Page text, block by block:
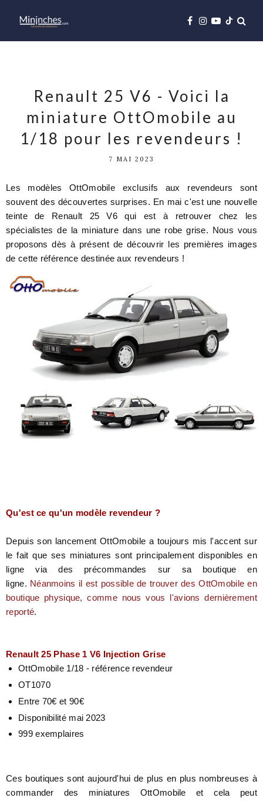
Renault 25 V6 - Voici la
miniature OttOmobile au
1/18 pour les revendeurs !
7 MAI 2023
Les modèles OttOmobile exclusifs aux revendeurs sont
souvent des découvertes surprises. En mai c'est une nouvelle
teinte de Renault 25 V6 qui est à retrouver chez les
spécialistes de la miniature dans une robe grise. Nous vous
proposons dès à présent de découvrir les premières images
de cette référence destinée aux revendeurs !
Qu'est ce qu'un modèle revendeur ?
Depuis son lancement OttOmobile a toujours mis l'accent sur
le fait que ses miniatures sont principalement disponibles en
ligne via des précommandes sur sa boutique en
ligne. Néanmoins il est possible de trouver des OttOmobile en
boutique physique, comme nous vous l'avions dernièrement
reporté.
Renault 25 Phase 1 V6 Injection Grise
OttOmobile 1/18 - référence revendeur
OT1070
Entre 70€ et 90€
Disponibilité mai 2023
999 exemplaires
Ces boutiques sont aujourd'hui de plus en plus nombreuses à
commander des miniatures OttOmobile et cela peut